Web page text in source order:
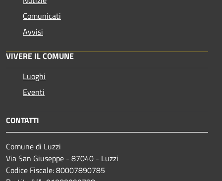
Comunicati
Avvisi
VIVERE IL COMUNE
Luoghi
Eventi
CONTATTI
Comune di Luzzi
Via San Giuseppe - 87040 - Luzzi
Codice Fiscale: 80007890785